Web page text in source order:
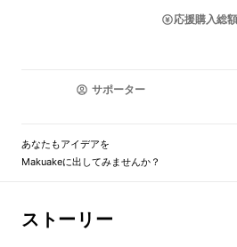
応援購入総額
サポーター
あなたもアイデアを
Makuakeに出してみませんか？
ストーリー